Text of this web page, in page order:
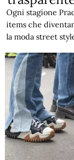
Ogni stagione
items che
la moda street